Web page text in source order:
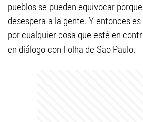
pueblos se pueden equivocar
desespera a la gente. Y entonces
por cualquier cosa que esté en
en diálogo con Folha de Sao Paulo.